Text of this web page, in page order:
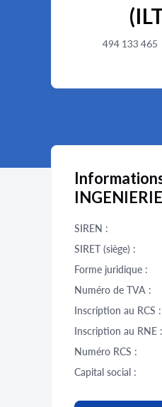
494 133 465
INGENIERIE
SIREN :
SIRET (siège) :
Forme juridique :
Numéro de TVA :
Inscription au RCS :
Inscription au RNE :
Numéro RCS :
Capital social :